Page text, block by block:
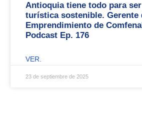
Antioquia tiene todo para
turística sostenible. Gerente
Emprendimiento de
Podcast Ep. 176
VER.
23 de septiembre de 2025